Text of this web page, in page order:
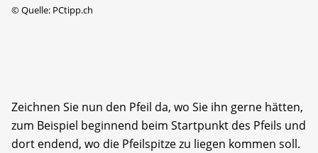
©Quelle: PCtipp.ch
Zeichnen Sie nun den Pfeil da, wo Sie ihn gerne hätten,
zum Beispiel beginnend beim Startpunkt des Pfeils und
dort endend, wo die Pfeilspitze zu liegen kommen soll.